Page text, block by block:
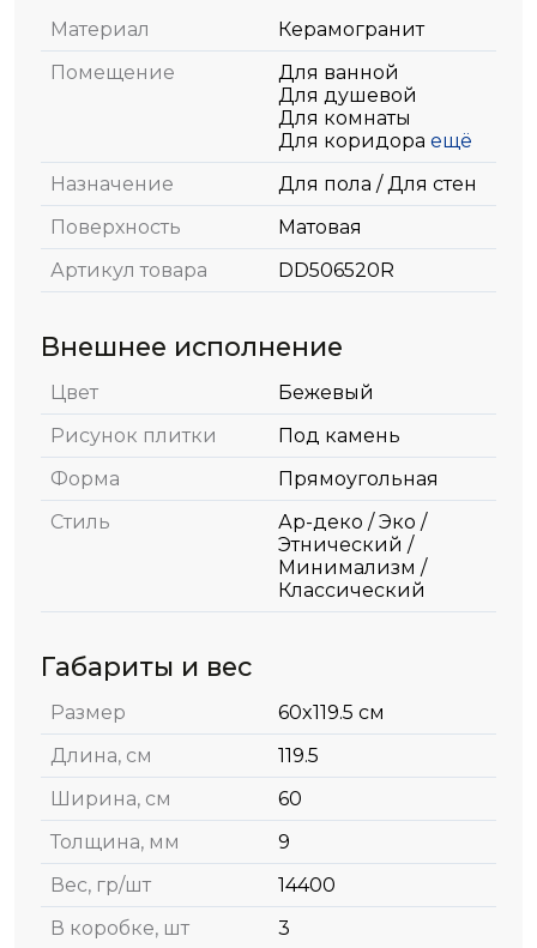
Материал
Керамогранит
Помещение
Для ванной
Для душевой
Для комнаты
Для коридора ещё
Назначение
Для пола / Для стен
Поверхность
Матовая
Артикул товара
DD506520R
Внешнее исполнение
Цвет
Бежевый
Рисунок плитки
Под камень
Форма
Прямоугольная
Стиль
Ар-деко / Эко /
Этнический /
Минимализм /
Классический
Габариты и вес
Размер
60x119.5 см
Длина, см
119.5
Ширина, см
60
Толщина, мм
9
Вес, гр/шт
14400
В коробке, шт
3